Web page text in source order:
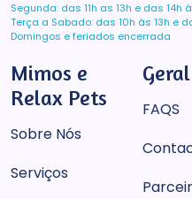
Segunda: das 11h as 13h e das 14h
Terça a Sabado: das 10h às 13h e
Domingos e feriados encerrada
Mimos e
Relax Pets
Sobre Nós
Serviços
Geral
FAQS